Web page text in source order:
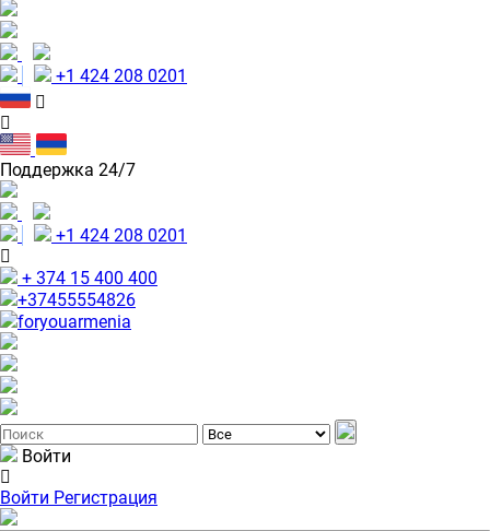
+1 424 208 0201
Поддержка 24/7
+1 424 208 0201
+ 374 15 400 400
+37455554826
foryouarmenia
Войти
Войти Регистрация